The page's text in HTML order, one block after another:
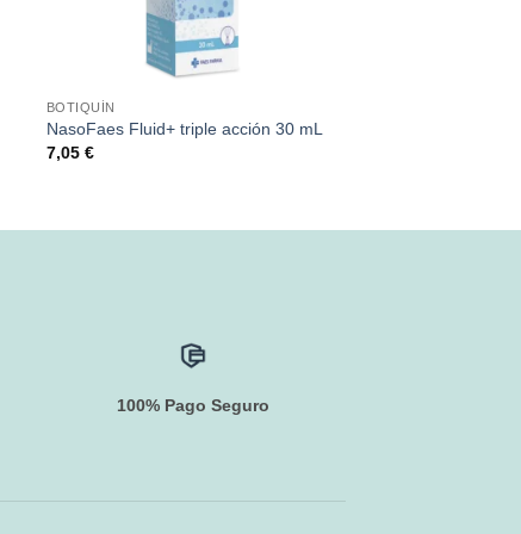
BOTIQUÍN
NasoFaes Fluid+ triple acción 30 mL
7,05 €
100% Pago Seguro